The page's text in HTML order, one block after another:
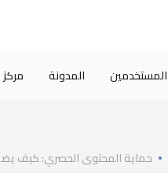
المستخدمين المدونة
حماية المحتوى الحصري: كيف